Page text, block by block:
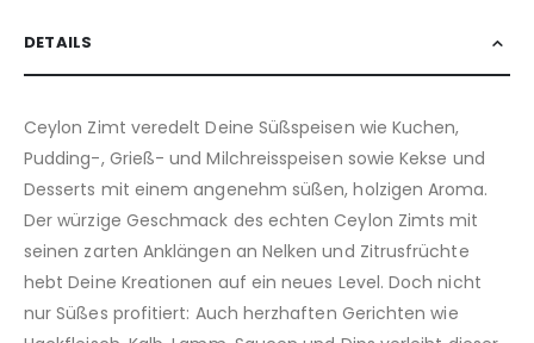
DETAILS
Ceylon Zimt veredelt Deine Süßspeisen wie Kuchen,
Pudding-, Grieß- und Milchreisspeisen sowie Kekse und
Desserts mit einem angenehm süßen, holzigen Aroma.
Der würzige Geschmack des echten Ceylon Zimts mit
seinen zarten Anklängen an Nelken und Zitrusfrüchte
hebt Deine Kreationen auf ein neues Level. Doch nicht
nur Süßes profitiert: Auch herzhaften Gerichten wie